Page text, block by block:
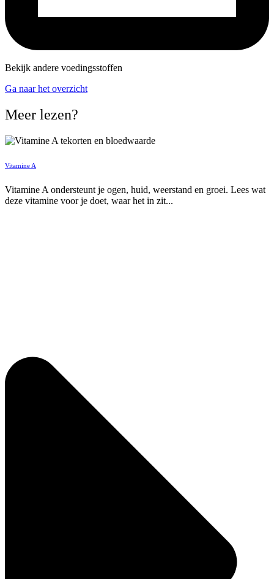
Bekijk andere voedingsstoffen
Ga naar het overzicht
Meer lezen?
Vitamine A
Vitamine A ondersteunt je ogen, huid, weerstand en groei. Lees wat
deze vitamine voor je doet, waar het in zit...